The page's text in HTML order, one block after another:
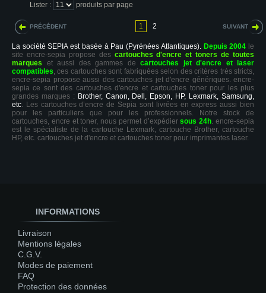
Lister : produits par page
PRÉCÉDENT 1 2 SUIVANT
La société SEPIA est basée à Pau (Pyrénées Atlantiques). Depuis 2004 le
site encre-sepia propose des cartouches d'encre et toners de toutes
marques et aussi des gammes de cartouches jet d'encre et laser
compatibles, ces cartouches sont fabriquées selon des critères très stricts,
encre-sepia propose aussi des cartouches jet d'encre génériques. encre-
sepia ce sont des cartouches d'encre et cartouches toner pour les plus
grandes marques : Brother, Canon, Dell, Epson, HP, Lexmark, Samsung,
etc. Les cartouches d’encre de Sepia sont livrées en express aussi bien
pour les particuliers que pour les professionnels. Notre stock de
cartouches, encre et toner, nous permet d’expédiersous 24h. encre-sepia
est le spécialiste de la cartouche Lexmark, cartouche Brother, cartouche
HP, etc. cartouches jet d'encre et cartouches toner pour imprimantes laser.
INFORMATIONS
Livraison
Mentions légales
C.G.V.
Modes de paiement
FAQ
Protection des données